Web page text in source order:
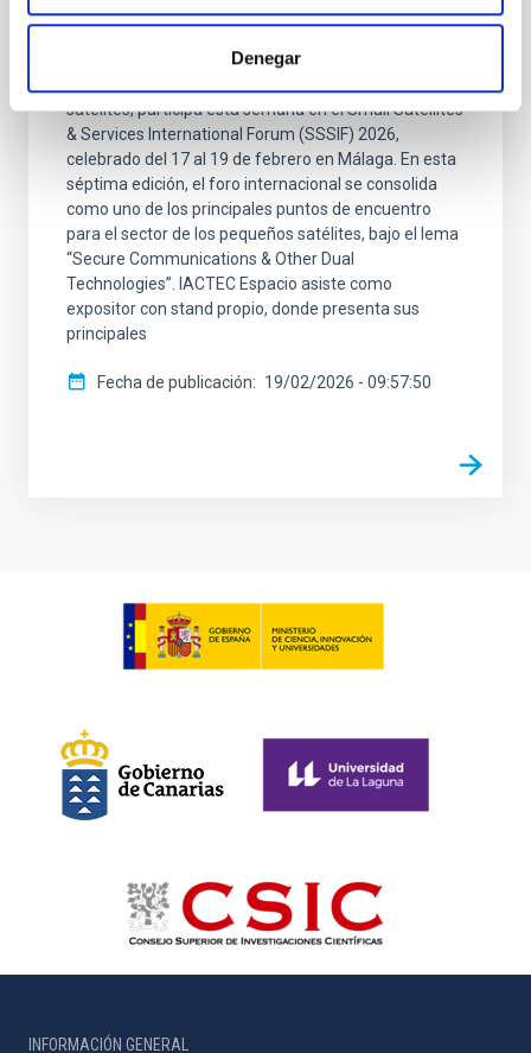
Denegar
Instituto de Astrofísica de Canarias (IAC) dedicado al
satélites, participa esta semana en el Small Satellites
& Services International Forum (SSSIF) 2026,
celebrado del 17 al 19 de febrero en Málaga. En esta
séptima edición, el foro internacional se consolida
como uno de los principales puntos de encuentro
para el sector de los pequeños satélites, bajo el lema
“Secure Communications & Other Dual
Technologies”. IACTEC Espacio asiste como
expositor con stand propio, donde presenta sus
principales
Fecha de publicación 19/02/2026 - 09:57:50
INFORMACIÓN GENERAL